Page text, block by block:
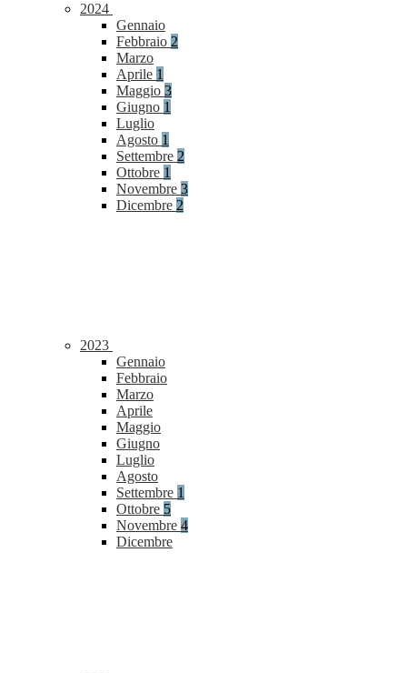
2024
Gennaio
Febbraio 2
Marzo
Aprile 1
Maggio 3
Giugno 1
Luglio
Agosto 1
Settembre 2
Ottobre 1
Novembre 3
Dicembre 2
2023
Gennaio
Febbraio
Marzo
Aprile
Maggio
Giugno
Luglio
Agosto
Settembre 1
Ottobre 5
Novembre 4
Dicembre